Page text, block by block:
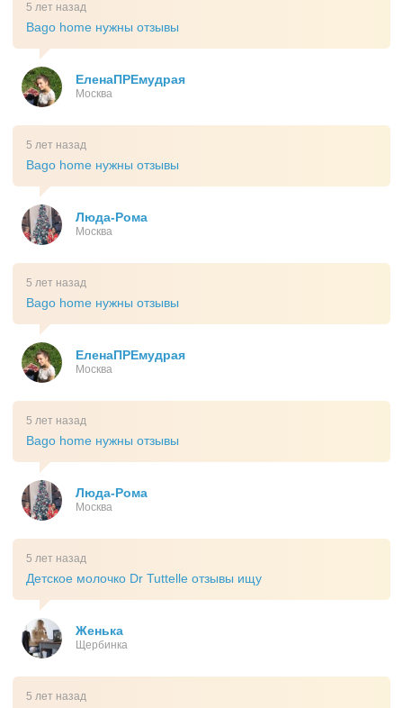
5 лет назад
Bago home нужны отзывы
ЕленаПРЕмудрая
Москва
5 лет назад
Bago home нужны отзывы
Люда-Рома
Москва
5 лет назад
Bago home нужны отзывы
ЕленаПРЕмудрая
Москва
5 лет назад
Bago home нужны отзывы
Люда-Рома
Москва
5 лет назад
Детское молочко Dr Tuttelle отзывы ищу
Женька
Щербинка
5 лет назад